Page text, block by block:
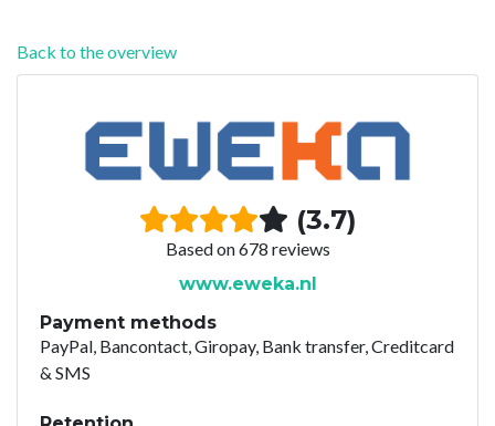
Back to the overview
(3.7)
Based on 678 reviews
www.eweka.nl
Payment methods
PayPal, Bancontact, Giropay, Bank transfer, Creditcard
& SMS